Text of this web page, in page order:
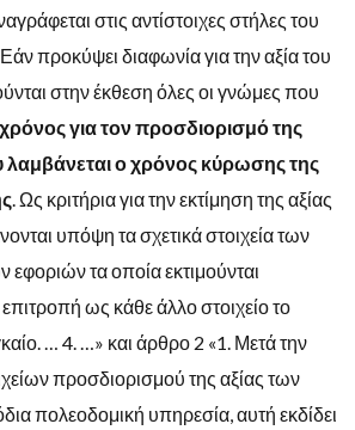
στις αντίστοιχες στήλες του
προκύψει διαφωνία για την αξία του
στην έκθεση όλες οι γνώμες που
για τον προσδιορισμό της
λαμβάνεται ο χρόνος κύρωσης της
. Ως κριτήρια για την εκτίμηση της αξίας
υπόψη τα σχετικά στοιχεία των
εφοριών τα οποία εκτιμούνται
ως κάθε άλλο στοιχείο το
… 4. …» και άρθρο 2 «1. Μετά την
προσδιορισμού της αξίας των
πολεοδομική υπηρεσία, αυτή εκδίδει